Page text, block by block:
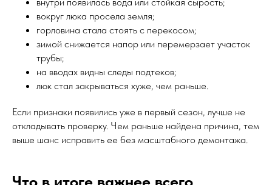
вокруг люка просела земля;
горловина стала стоять с перекосом;
зимой снижается напор или перемерзает участок
трубы;
на вводах видны следы подтеков;
люк стал закрываться хуже, чем раньше.
Если признаки появились уже в первый сезон, лучше не
откладывать проверку. Чем раньше найдена причина, тем
выше шанс исправить ее без масштабного демонтажа.
Что в итоге важнее всего